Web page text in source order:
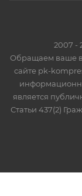
2007
Обращаем ваше
сайте pk-
является
Статьи 437(2)